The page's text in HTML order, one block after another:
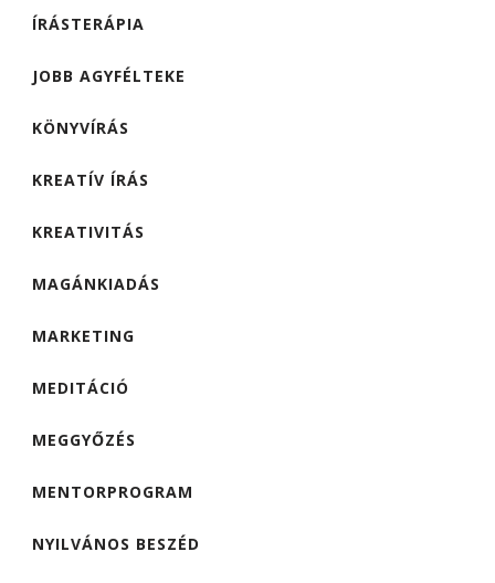
ÍRÁSTERÁPIA
JOBB AGYFÉLTEKE
KÖNYVÍRÁS
KREATÍV ÍRÁS
KREATIVITÁS
MAGÁNKIADÁS
MARKETING
MEDITÁCIÓ
MEGGYŐZÉS
MENTORPROGRAM
NYILVÁNOS BESZÉD